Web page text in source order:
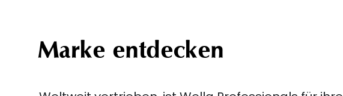
Marke entdecken